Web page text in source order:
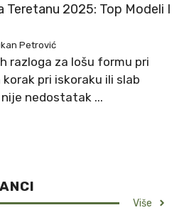
Teretanu 2025: Top Modeli I
Petrović
razloga za lošu formu pri
pri iskoraku ili slab
nedostatak ...
Više